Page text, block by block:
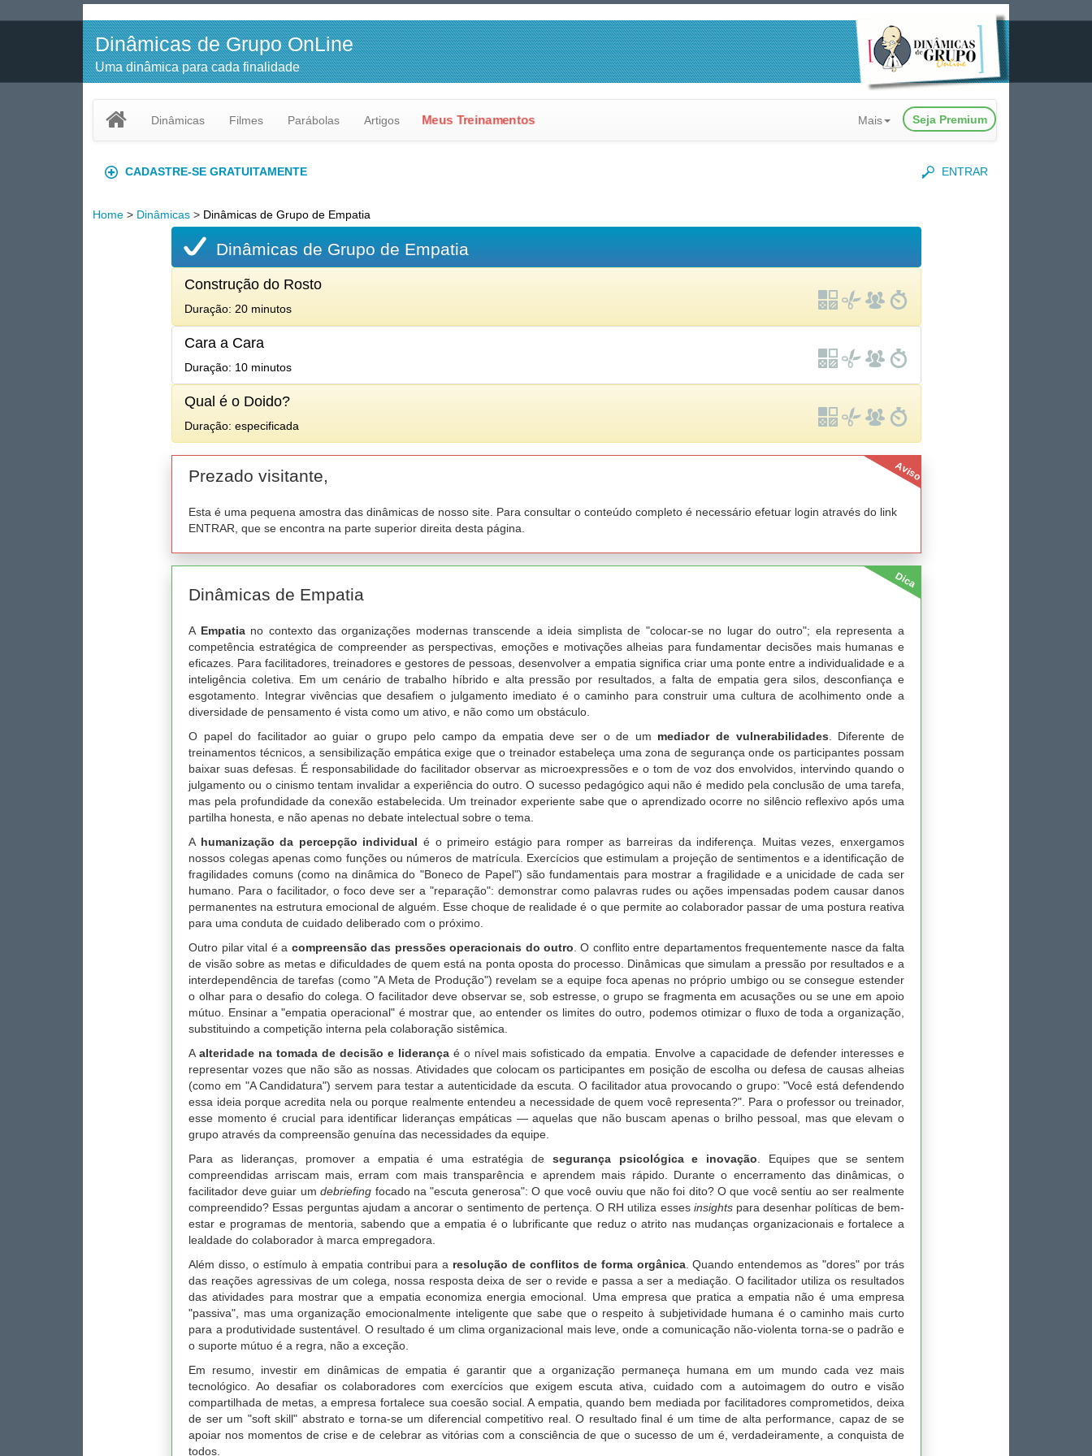
Dinâmicas de Grupo OnLine
Uma dinâmica para cada finalidade
Dinâmicas Filmes Parábolas Artigos Meus Treinamentos Mais Seja Premium
CADASTRE-SE GRATUITAMENTE ENTRAR
Home > Dinâmicas > Dinâmicas de Grupo de Empatia
Dinâmicas de Grupo de Empatia
Construção do Rosto
Duração: 20 minutos
Cara a Cara
Duração: 10 minutos
Qual é o Doido?
Duração: especificada
Aviso
Prezado visitante,
Esta é uma pequena amostra das dinâmicas de nosso site. Para consultar o conteúdo completo é necessário efetuar login através do link
ENTRAR, que se encontra na parte superior direita desta página.
Dica
Dinâmicas de Empatia
A Empatiano contexto das organizações modernas transcende a ideia simplista de "colocar-se no lugar do outro"; ela representa a
competência estratégica de compreender as perspectivas, emoções e motivações alheias para fundamentar decisões mais humanas e
eficazes. Para facilitadores, treinadores e gestores de pessoas, desenvolver a empatia significa criar uma ponte entre a individualidade e a
inteligência coletiva. Em um cenário de trabalho híbrido e alta pressão por resultados, a falta de empatia gera silos, desconfiança e
esgotamento. Integrar vivências que desafiem o julgamento imediato é o caminho para construir uma cultura de acolhimento onde a
diversidade de pensamento é vista como um ativo, e não como um obstáculo.
O papel do facilitador ao guiar o grupo pelo campo da empatia deve ser o de um mediador de vulnerabilidades . Diferente de
treinamentos técnicos, a sensibilização empática exige que o treinador estabeleça uma zona de segurança onde os participantes possam
baixar suas defesas. É responsabilidade do facilitador observar as microexpressões e o tom de voz dos envolvidos, intervindo quando o
julgamento ou o cinismo tentam invalidar a experiência do outro. O sucesso pedagógico aqui não é medido pela conclusão de uma tarefa,
mas pela profundidade da conexão estabelecida. Um treinador experiente sabe que o aprendizado ocorre no silêncio reflexivo após uma
partilha honesta, e não apenas no debate intelectual sobre o tema.
A humanização da percepção individual é o primeiro estágio para romper as barreiras da indiferença. Muitas vezes, enxergamos
nossos colegas apenas como funções ou números de matrícula. Exercícios que estimulam a projeção de sentimentos e a identificação de
fragilidades comuns (como na dinâmica do "Boneco de Papel") são fundamentais para mostrar a fragilidade e a unicidade de cada ser
humano. Para o facilitador, o foco deve ser a "reparação": demonstrar como palavras rudes ou ações impensadas podem causar danos
permanentes na estrutura emocional de alguém. Esse choque de realidade é o que permite ao colaborador passar de uma postura reativa
para uma conduta de cuidado deliberado com o próximo.
Outro pilar vital é a compreensão das pressões operacionais do outro . O conflito entre departamentos frequentemente nasce da falta
de visão sobre as metas e dificuldades de quem está na ponta oposta do processo. Dinâmicas que simulam a pressão por resultados e a
interdependência de tarefas (como "A Meta de Produção") revelam se a equipe foca apenas no próprio umbigo ou se consegue estender
o olhar para o desafio do colega. O facilitador deve observar se, sob estresse, o grupo se fragmenta em acusações ou se une em apoio
mútuo. Ensinar a "empatia operacional" é mostrar que, ao entender os limites do outro, podemos otimizar o fluxo de toda a organização,
substituindo a competição interna pela colaboração sistêmica.
Aalteridade na tomada de decisão e liderançaé o nível mais sofisticado da empatia. Envolve a capacidade de defender interesses e
representar vozes que não são as nossas. Atividades que colocam os participantes em posição de escolha ou defesa de causas alheias
(como em "A Candidatura") servem para testar a autenticidade da escuta. O facilitador atua provocando o grupo: "Você está defendendo
essa ideia porque acredita nela ou porque realmente entendeu a necessidade de quem você representa?". Para o professor ou treinador,
esse momento é crucial para identificar lideranças empáticas — aquelas que não buscam apenas o brilho pessoal, mas que elevam o
grupo através da compreensão genuína das necessidades da equipe.
Para as lideranças, promover a empatia é uma estratégia de segurança psicológica e inovação . Equipes que se sentem
compreendidas arriscam mais, erram com mais transparência e aprendem mais rápido. Durante o encerramento das dinâmicas, o
facilitador deve guiar umdebriefing focado na "escuta generosa": O que você ouviu que não foi dito? O que você sentiu ao ser realmente
compreendido? Essas perguntas ajudam a ancorar o sentimento de pertença. O RH utiliza esses insightspara desenhar políticas de bem-
estar e programas de mentoria, sabendo que a empatia é o lubrificante que reduz o atrito nas mudanças organizacionais e fortalece a
lealdade do colaborador à marca empregadora.
Além disso, o estímulo à empatia contribui para a resolução de conflitos de forma orgânica. Quando entendemos as "dores" por trás
das reações agressivas de um colega, nossa resposta deixa de ser o revide e passa a ser a mediação. O facilitador utiliza os resultados
das atividades para mostrar que a empatia economiza energia emocional. Uma empresa que pratica a empatia não é uma empresa
"passiva", mas uma organização emocionalmente inteligente que sabe que o respeito à subjetividade humana é o caminho mais curto
para a produtividade sustentável. O resultado é um clima organizacional mais leve, onde a comunicação não-violenta torna-se o padrão e
o suporte mútuo é a regra, não a exceção.
Em resumo, investir em dinâmicas de empatia é garantir que a organização permaneça humana em um mundo cada vez mais
tecnológico. Ao desafiar os colaboradores com exercícios que exigem escuta ativa, cuidado com a autoimagem do outro e visão
compartilhada de metas, a empresa fortalece sua coesão social. A empatia, quando bem mediada por facilitadores comprometidos, deixa
de ser um "soft skill" abstrato e torna-se um diferencial competitivo real. O resultado final é um time de alta performance, capaz de se
apoiar nos momentos de crise e de celebrar as vitórias com a consciência de que o sucesso de um é, verdadeiramente, a conquista de
todos.